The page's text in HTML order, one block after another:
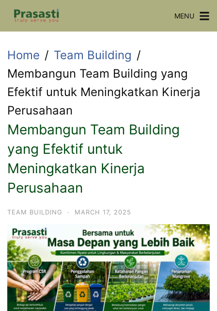
Skip
MENU
Home
Team Building
Membangun Team Building yang
Efektif untuk Meningkatkan Kinerja
Perusahaan
Membangun Team Building
yang Efektif untuk
Meningkatkan Kinerja
Perusahaan
TEAM BUILDING · MARCH 17, 2025